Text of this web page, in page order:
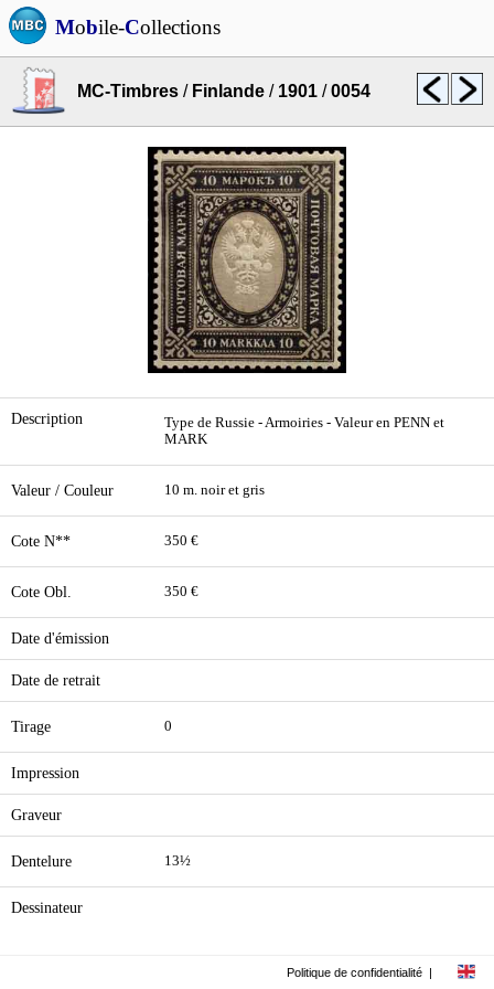
Mobile-Collections
MC-Timbres / Finlande / 1901 /0054
Description
Type de Russie - Armoiries - Valeur en PENN et
MARK
Valeur / Couleur 10 m. noir et gris
Cote N** 350 €
Cote Obl. 350 €
Date d'émission
Date de retrait
Tirage 0
Impression
Graveur
Dentelure 13½
Dessinateur
Politique de confidentialité |